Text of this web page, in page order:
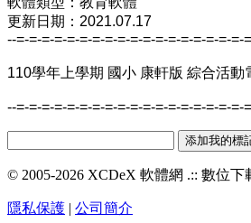
更新日期：2021.07.17
--=-=-=-=-=-=-=-=-=-=-=-=-=-=-=-=-=-
110學年上學期 國小 康軒版 綜合活
--=-=-=-=-=-=-=-=-=-=-=-=-=-=-=-=-=-
© 2005-2026 XCDeX 軟體網 .:: 數位下
隱私保護 | 公司簡介